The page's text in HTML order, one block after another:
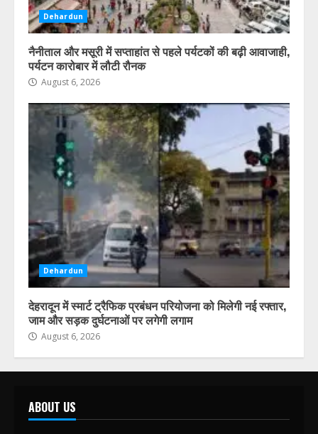
Dehardun
नैनीताल और मसूरी में सप्ताहांत से पहले पर्यटकों की बढ़ी आवाजाही,
पर्यटन कारोबार में लौटी रौनक
August 6, 2026
Dehardun
देहरादून में स्मार्ट ट्रैफिक प्रबंधन परियोजना को मिलेगी नई रफ्तार,
जाम और सड़क दुर्घटनाओं पर लगेगी लगाम
August 6, 2026
ABOUT US